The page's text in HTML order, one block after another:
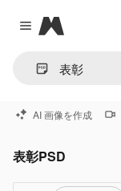
Close menu
Magnific
AI 画像を作成
表彰PSD